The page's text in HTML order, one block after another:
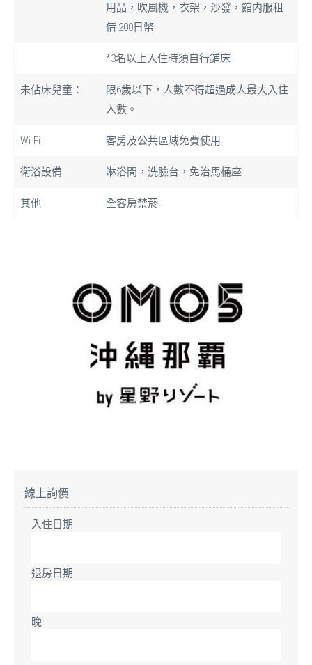
用品，吹風機，衣架，沙發，館内服租
借 200日幣
*3名以上入住時須自行鋪床
未佔床兒童：
限6歲以下，人數不得超過成人最大入住
人數。
Wi-Fi 客房及公共區域免費使用
衛浴設備 淋浴間，洗臉台，免治馬桶座
其他 全客房禁菸
線上詢價
入住日期
退房日期
晚